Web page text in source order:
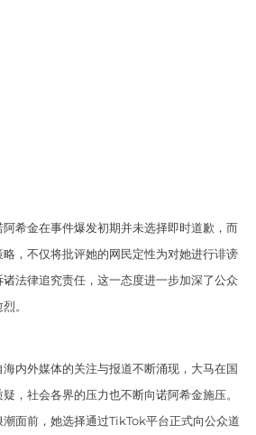
希金在事件爆发初期并未选择即时道歉，而
，不仅将批评她的网民定性为对她进行诽谤
法律追究责任，这一态度进一步加深了公众
。
内外媒体的关注与报道不断涌现，大马在国
，社会各界的压力也不断向诺阿希金施压。
面前，她选择通过TikTok平台正式向公众道